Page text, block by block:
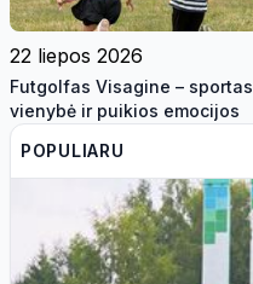
22 liepos 2026
Futgolfas Visagine – sportas,
vienybė ir puikios emocijos
POPULIARU